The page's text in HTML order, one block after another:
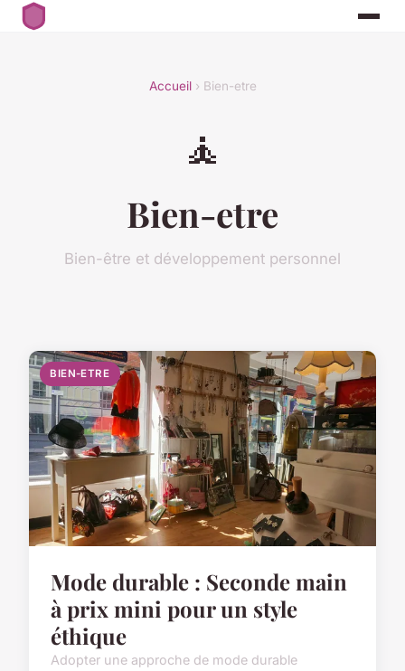
Accueil› Bien-etre
🧘
Bien-etre
Bien-être et développement personnel
BIEN-ETRE
Mode durable : Seconde main
à prix mini pour un style
éthique
Adopter une approche de mode durable